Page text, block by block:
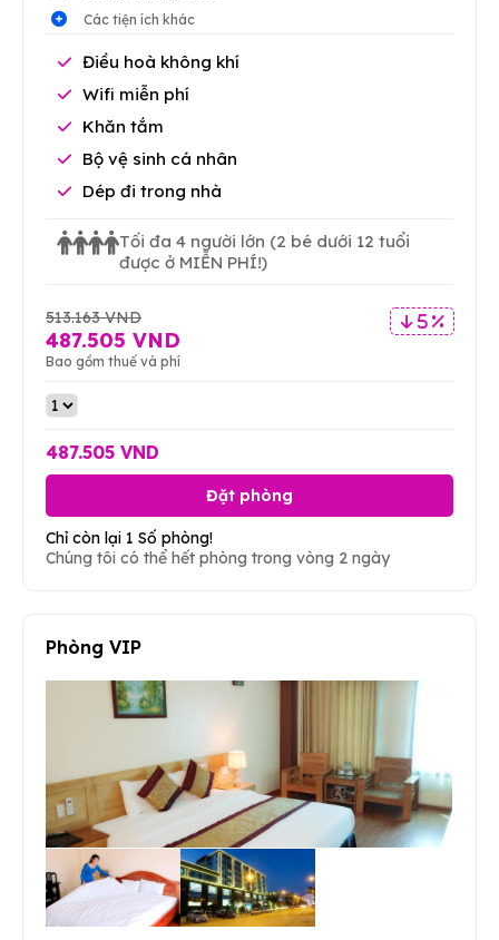
Các tiện ích khác
Điều hoà không khí
Wifi miễn phí
Khăn tắm
Bộ vệ sinh cá nhân
Dép đi trong nhà
Tối đa 4 người lớn (2 bé dưới 12 tuổi
được ở MIỄN PHÍ!)
5 %
513.163 VND
487.505 VND
Bao gồm thuế và phí
487.505 VND
Đặt phòng
Chỉ còn lại 1 Số phòng!
Chúng tôi có thể hết phòng trong vòng 2 ngày
Phòng VIP